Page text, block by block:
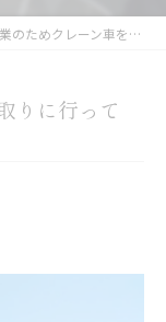
クレーン車を取りに行ってきました！
りに行って